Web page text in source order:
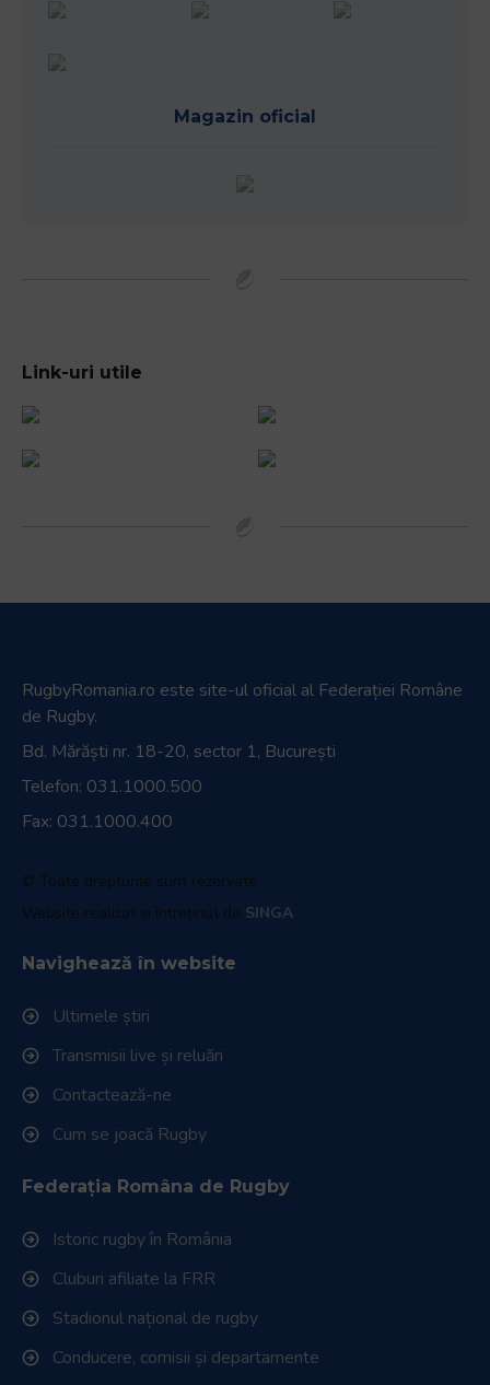
Magazin oficial
Link-uri utile
RugbyRomania.ro este site-ul oficial al Federației Române
de Rugby.
Bd. Mărăști nr. 18-20, sector 1, București
Telefon: 031.1000.500
Fax: 031.1000.400
© Toate drepturile sunt rezervate.
Website realizat și întreținut de SINGA
Navighează în website
Ultimele știri
Transmisii live și reluări
Contactează-ne
Cum se joacă Rugby
Federația Româna de Rugby
Istoric rugby în România
Cluburi afiliate la FRR
Stadionul național de rugby
Conducere, comisii și departamente